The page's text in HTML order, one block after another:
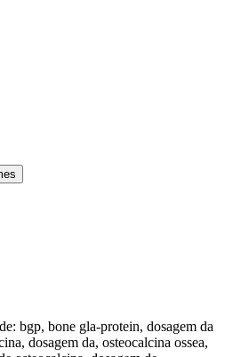
bgp, bone gla-protein, dosagem da
dosagem da, osteocalcina ossea,